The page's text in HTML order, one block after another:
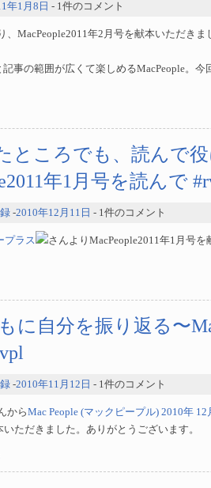
年1月8日 - 1件のコメント
、MacPeople2011年2月号を献本いただき
事の範囲が広くて楽しめるMacPeople。今
ところでも、読んで
年1月号を読んで
-2010年12月11日 - 1件のコメント
プラス
さんよりMacPeople2011年1月号
に自分を振り返る〜
-2010年11月12日 - 1件のコメント
からMac People (マックピープル) 2010年 12
ただきました。ありがとうございます。